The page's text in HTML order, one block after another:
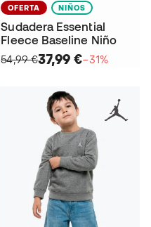
OFERTA NIÑOS
Sudadera Essential
Fleece Baseline Niño
54,99 €37,99 €−31%